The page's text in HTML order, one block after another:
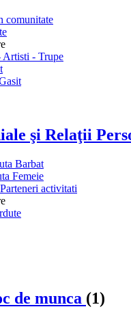
comunitate
Artisti - Trupe
şi Relaţii
Barbat
Femeie
activitati
de munca (1)